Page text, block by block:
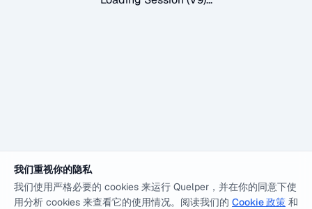
我们重视你的隐私
我们使用严格必要的 cookies 来运行 Quelper，并在你的同意下使
用分析 cookies 来查看它的使用情况。阅读我们的 Cookie 政策 和